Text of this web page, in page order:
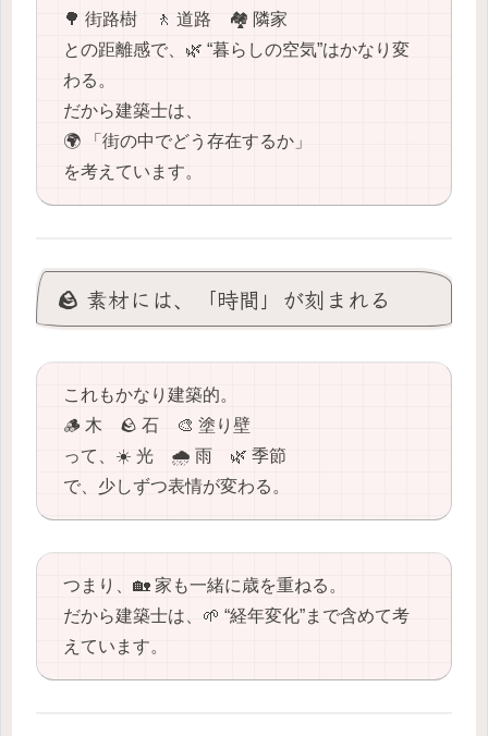
🌳 街路樹 🚶 道路 🏘️ 隣家
との距離感で、🌿 “暮らしの空気”はかなり変
わる。
だから建築士は、
🌍 「街の中でどう存在するか」
を考えています。
🪨 素材には、「時間」が刻まれる
これもかなり建築的。
🪵 木 🪨 石 🎨 塗り壁
って、☀️ 光 🌧️ 雨 🌿 季節
で、少しずつ表情が変わる。
つまり、🏡 家も一緒に歳を重ねる。
だから建築士は、🌱 “経年変化”まで含めて考
えています。